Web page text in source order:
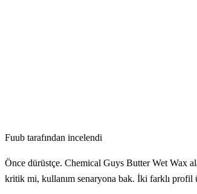
Fuub tarafından incelendi
Önce dürüstçe. Chemical Guys Butter Wet Wax
kritik mi, kullanım senaryona bak. İki farklı profil